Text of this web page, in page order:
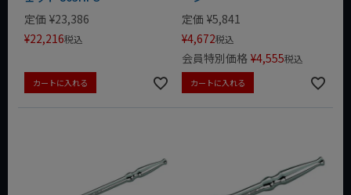
定価 ¥23,386
¥22,216税込
カートに入れる
定価 ¥5,841
¥4,672税込
会員特別価格 ¥4,555税込
カートに入れる